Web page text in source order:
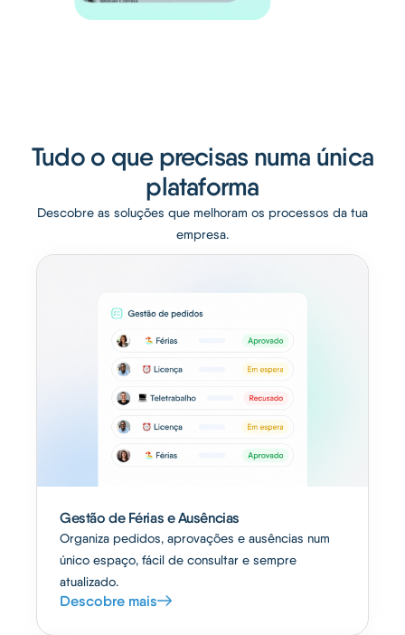
Tudo o que precisas numa única
plataforma
Descobre as soluções que melhoram os processos da tua
empresa.
Gestão de Férias e Ausências
Organiza pedidos, aprovações e ausências num
único espaço, fácil de consultar e sempre
atualizado.
Descobre mais